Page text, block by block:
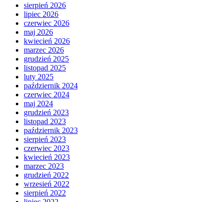
sierpień 2026
lipiec 2026
czerwiec 2026
maj 2026
kwiecień 2026
marzec 2026
grudzień 2025
listopad 2025
luty 2025
październik 2024
czerwiec 2024
maj 2024
grudzień 2023
listopad 2023
październik 2023
sierpień 2023
czerwiec 2023
kwiecień 2023
marzec 2023
grudzień 2022
wrzesień 2022
sierpień 2022